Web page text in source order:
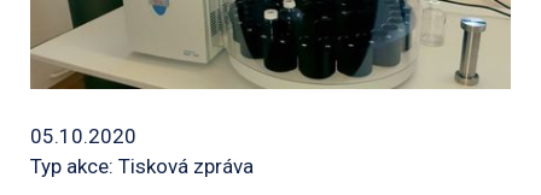
05.10.2020
Typ akce: Tisková zpráva